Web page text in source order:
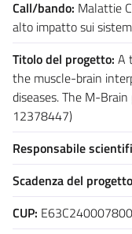
Call/bando: Malattie
alto impatto sui
Titolo del progetto: A
the muscle-brain
diseases. The M-
12378447)
Responsabile
Scadenza del
CUP: